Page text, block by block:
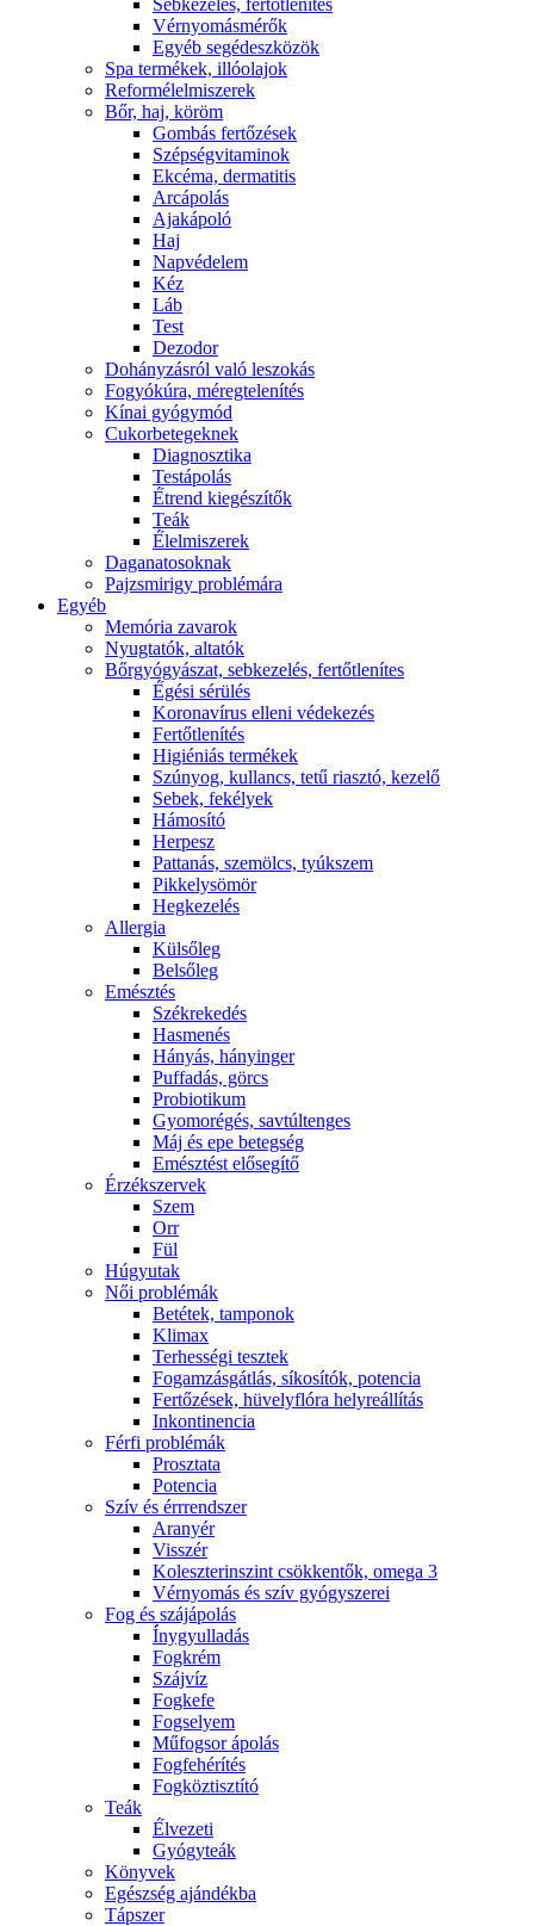
Sebkezelés, fertőtlenítés
Vérnyomásmérők
Egyéb segédeszközök
Spa termékek, illóolajok
Reformélelmiszerek
Bőr, haj, köröm
Gombás fertőzések
Szépségvitaminok
Ekcéma, dermatitis
Arcápolás
Ajakápoló
Haj
Napvédelem
Kéz
Láb
Test
Dezodor
Dohányzásról való leszokás
Fogyókúra, méregtelenítés
Kínai gyógymód
Cukorbetegeknek
Diagnosztika
Testápolás
É́trend kiegészítők
Teák
É́lelmiszerek
Daganatosoknak
Pajzsmirigy problémára
Egyéb
Memória zavarok
Nyugtatók, altatók
Bőrgyógyászat, sebkezelés, fertőtlenítes
É́gési sérülés
Koronavírus elleni védekezés
Fertőtlenítés
Higiéniás termékek
Szúnyog, kullancs, tetű riasztó, kezelő
Sebek, fekélyek
Hámosító
Herpesz
Pattanás, szemölcs, tyúkszem
Pikkelysömör
Hegkezelés
Allergia
Külsőleg
Belsőleg
Emésztés
Székrekedés
Hasmenés
Hányás, hányinger
Puffadás, görcs
Probiotikum
Gyomorégés, savtúltenges
Máj és epe betegség
Emésztést elősegítő
Érzékszervek
Szem
Orr
Fül
Húgyutak
Női problémák
Betétek, tamponok
Klimax
Terhességi tesztek
Fogamzásgátlás, síkosítók, potencia
Fertőzések, hüvelyflóra helyreállítás
Inkontinencia
Férfi problémák
Prosztata
Potencia
Szív és érrrendszer
Aranyér
Visszér
Koleszterinszint csökkentők, omega 3
Vérnyomás és szív gyógyszerei
Fog és szájápolás
Í́nygyulladás
Fogkrém
Szájvíz
Fogkefe
Fogselyem
Műfogsor ápolás
Fogfehérítés
Fogköztisztító
Teák
É́lvezeti
Gyógyteák
Könyvek
Egészség ajándékba
Tápszer